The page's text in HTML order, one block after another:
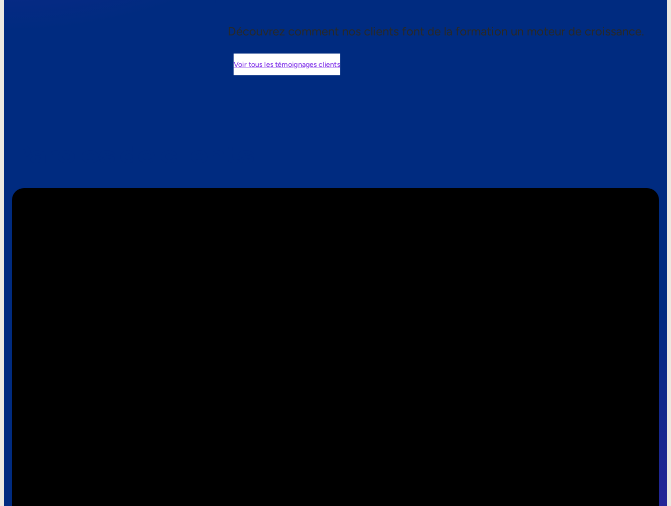
Découvrez comment nos clients font de la formation un moteur de croissance.
Voir tous les témoignages clients